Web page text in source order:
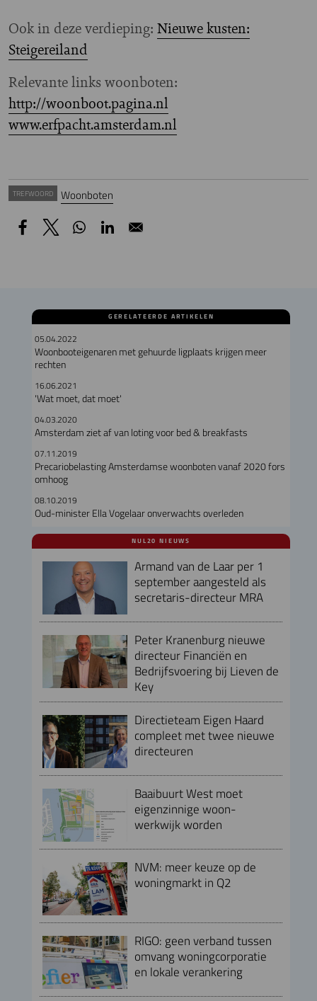
Ook in deze verdieping: Nieuwe kusten:
Steigereiland
Relevante links woonboten:
http://woonboot.pagina.nl
www.erfpacht.amsterdam.nl
TREFWOORD Woonboten
GERELATEERDE ARTIKELEN
05.04.2022
Woonbooteigenaren met gehuurde ligplaats krijgen meer
rechten
16.06.2021
'Wat moet, dat moet'
04.03.2020
Amsterdam ziet af van loting voor bed & breakfasts
07.11.2019
Precariobelasting Amsterdamse woonboten vanaf 2020 fors
omhoog
08.10.2019
Oud-minister Ella Vogelaar onverwachts overleden
NUL20 NIEUWS
Armand van de Laar per 1
september aangesteld als
secretaris-directeur MRA
Peter Kranenburg nieuwe
directeur Financiën en
Bedrijfsvoering bij Lieven de
Key
Directieteam Eigen Haard
compleet met twee nieuwe
directeuren
Baaibuurt West moet
eigenzinnige woon-
werkwijk worden
NVM: meer keuze op de
woningmarkt in Q2
RIGO: geen verband tussen
omvang woningcorporatie
en lokale verankering